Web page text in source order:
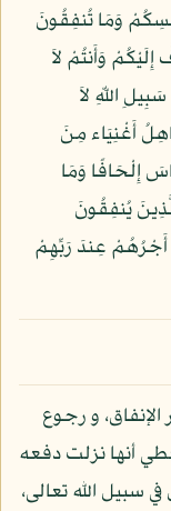
وَمَا تُنفِقُونَ
إِلَيْكُمْ وَأَنتُمْ لاَ
سَبِيلِ اللّهِ لاَ
أَغْنِيَاء مِنَ
إِلْحَافًا وَمَا
فَإِنَّ اللّهَ بِهِ عَلِيمٌ (273) الَّذِينَ يُنفِقُونَ
أَجْرُهُمْ عِندَ رَبِّهِمْ
و رجوع
أنها نزلت دفعه
سبيل الله تعالى،